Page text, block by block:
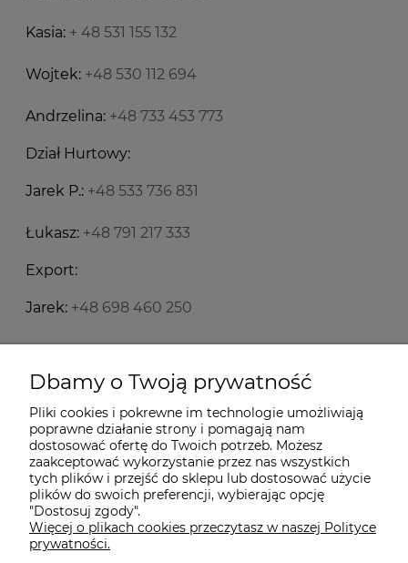
Kasia: + 48 531 155 132
Wojtek: +48 530 112 694
Andrzelina: +48 733 453 773
Dział Hurtowy:
Jarek P.: +48 533 736 831
Łukasz: +48 791 217 333
Export:
Jarek: +48 698 460 250
Starecegly.com
Płatności i dostawa
Moje konto
Informacje
Dbamy o Twoją prywatność
Pliki cookies i pokrewne im technologie umożliwiają
poprawne działanie strony i pomagają nam
dostosować ofertę do Twoich potrzeb. Możesz
zaakceptować wykorzystanie przez nas wszystkich
tych plików i przejść do sklepu lub dostosować użycie
plików do swoich preferencji, wybierając opcję
"Dostosuj zgody".
Więcej o plikach cookies przeczytasz w naszej Polityce
prywatności.